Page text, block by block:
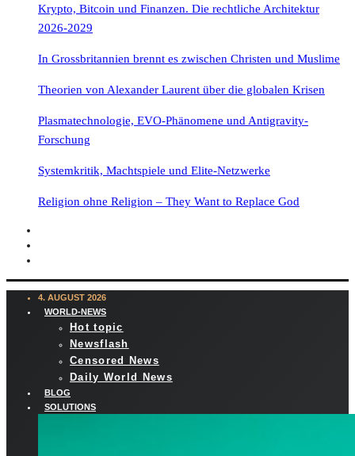
Krypto, Bitcoin und Finanzen. Die rechtliche Architektur
2026-2029
In Grossbritannien brennt es zwischen Christen und Muslime
Theorien von Alexander Laurent über die globalen Krisen
Plasmatechnologie, EVO-Phänomene und Antigravity-
Forschung
Systemkritik, Machtspiele und Elite-Netzwerke
Religion ohne Religion – They Want to Replace God
4. AUGUST 2026
WORLD-NEWS
Hot topic
Newsflash
Censored News
Daily World News
BLOG
SOLUTIONS